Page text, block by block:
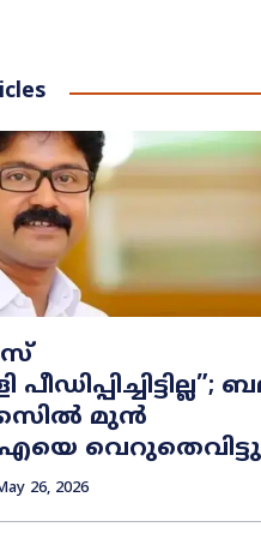
പീഡിപ്പിച്ചിട്ടില്ല”;
മുൻ
26, 2026